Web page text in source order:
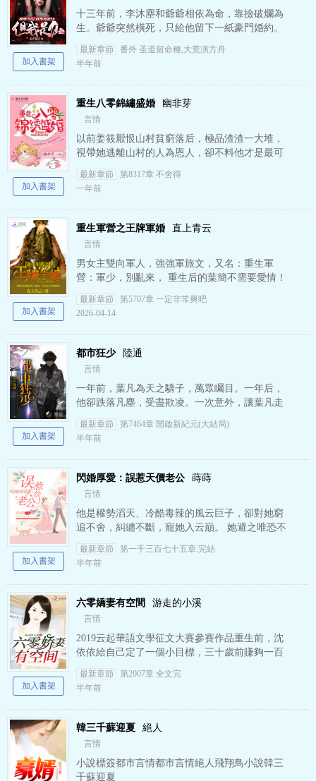
十三年前，李沐塵和爺爺相依為命，靠撿破爛為
生。爺爺突然橫死，只給他留下一紙豪門婚約。
無助的他，被路過的昆侖仙人云陽子帶走。十三
年后，李沐塵從昆侖修仙歸…
最新章節
番外 圣道留命種,大荒演方舟
半年前
加入書架
重生八零錦繡盛婚 幽非芽
言情
以前姜筱厭恨山村貧窮落后，極品渣渣一大堆，
視帶她逃離山村的人為恩人，卻不料他才是最可
怕的犲狼虎犳。 直到慘死，姜筱方知外公留給她
的是怎樣的驚世奇寶。…
最新章節
第8317章 不舍得
一年前
加入書架
重生軍營之王牌軍婚 直上青云
言情
男女主雙向軍人，強強軍旅文，又名：重生軍
營：軍少，別亂來， 重生后的葉簡不需要愛情！
不需要親人！不需要親情！而是站在眾山之巔，
傲視曾經！ 那些曾經…
最新章節
第5707章 一定非常爽吧
2026-04-14
加入書架
都市狂少 陸通
言情
一年前，葉凡為天之驕子，萬眾矚目。一年后，
他卻跌落凡塵，受盡欺凌。一次意外，讓葉凡走
上了一條不同的道路，絕色校花投懷送抱，商界
梟雄俯首稱臣，武道宗師敬…
最新章節
第7464章 開啟新紀元(大結局)
半年前
加入書架
閃婚厚愛：誤惹天價老公 蒔蒔
言情
他是權勢滔天、冷酷毒辣的風云巨子，卻對她窮
追不舍，糾纏不斷，寵她入云巔。 她避之唯恐不
及，滿腦子只想跑。 又一次被逮住，墨堯循循善
誘道：“占了我的…
最新章節
第一千三百七十五章:完結
半年前
加入書架
六零嬌妻有空間 游走的小溪
言情
2019云起華語文學征文大賽參賽作品重生前，沈
依依給自己定了一個小目標，三十歲前賺夠一百
萬，然后嫁一個好男人。 重生后，沈依依又給自
己定了一個小目標，想…
最新章節
第2007章 全文完
半年前
加入書架
韓三千蘇迎夏 絕人
言情
小說標簽都市言情都市言情絕人飛翔鳥小說韓三
千蘇迎夏